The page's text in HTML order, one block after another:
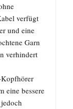
verfügt
und eine
Garn
verhindert
Kopfhörer
eine bessere